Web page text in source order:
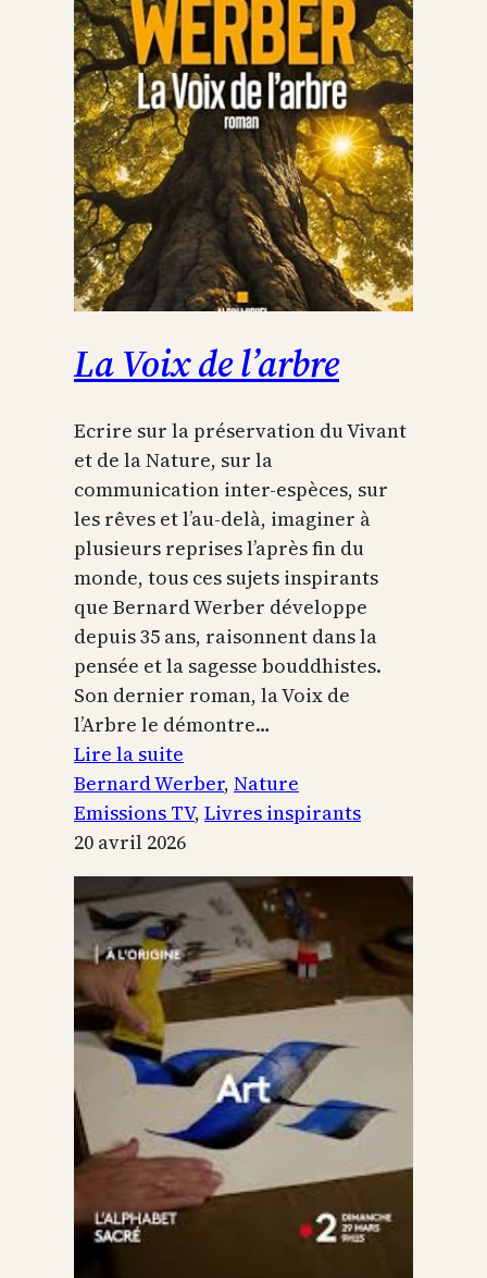
La Voix de l’arbre
Ecrire sur la préservation du Vivant
et de la Nature, sur la
communication inter-espèces, sur
les rêves et l’au-delà, imaginer à
plusieurs reprises l’après fin du
monde, tous ces sujets inspirants
que Bernard Werber développe
depuis 35 ans, raisonnent dans la
pensée et la sagesse bouddhistes.
Son dernier roman, la Voix de
l’Arbre le démontre…
Lire la suite
La
Voix
de
l’arbre
Bernard Werber, Nature
Emissions TV, Livres inspirants
20 avril 2026